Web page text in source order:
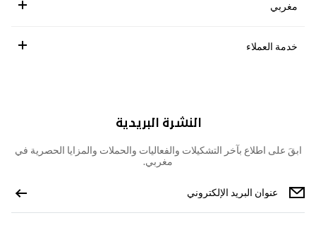
مغربي
خدمة العملاء
النشرة البريدية
ابقَ على اطلاع بآخر التشكيلات والفعاليات والحملات والمزايا الحصرية في
مغربي.